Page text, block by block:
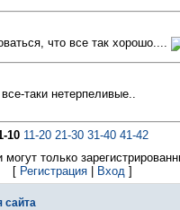
что все так хорошо....
таки нетерпеливые..
10 11-20 21-30 31-40 41-42
только
[ Регистрация Вход ]
сайта